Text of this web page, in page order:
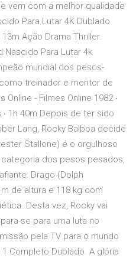
vem com a melhor qualidade
Para Lutar 4K Dublado
Ação Drama Thriller.
Nascido Para Lutar 4k
mundial dos pesos-
treinador e mentor de
- Filmes Online 1982 ‧
1h 40m Depois de ter sido
Lang, Rocky Balboa decide
Stallone) é o orgulhoso
dos pesos pesados,
Drago (Dolph
de altura e 118 kg com
Desta vez, Rocky vai
se para uma luta no
pela TV para o mundo
Completo Dublado. A glória